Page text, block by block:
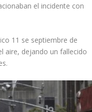
el incidente con
11 se septiembre de
aire, dejando un fallecido